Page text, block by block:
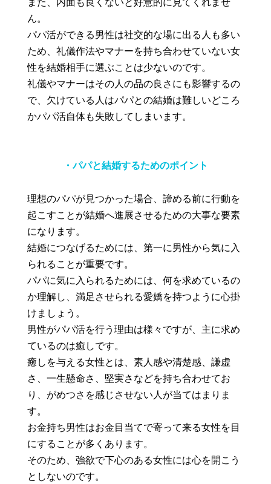
また、内面も良くないと好意的に見てくれませ
ん。
パパ活ができる男性は社交的な場に出る人も多い
ため、礼儀作法やマナーを持ち合わせていない女
性を結婚相手に選ぶことは少ないのです。
礼儀やマナーはその人の品の良さにも影響するの
で、欠けている人はパパとの結婚は難しいどころ
かパパ活自体も失敗してしまいます。
・パパと結婚するためのポイント
理想のパパが見つかった場合、諦める前に行動を
起こすことが結婚へ進展させるための大事な要素
になります。
結婚につなげるためには、第一に男性から気に入
られることが重要です。
パパに気に入られるためには、何を求めているの
か理解し、満足させられる愛嬌を持つように心掛
けましょう。
男性がパパ活を行う理由は様々ですが、主に求め
ているのは癒しです。
癒しを与える女性とは、素人感や清楚感、謙虚
さ、一生懸命さ、堅実さなどを持ち合わせてお
り、がめつさを感じさせない人が当てはまりま
す。
お金持ち男性はお金目当てで寄って来る女性を目
にすることが多くあります。
そのため、強欲で下心のある女性には心を開こう
としないのです。